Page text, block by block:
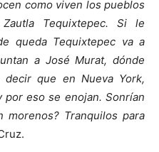
como viven los pueblos
Tequixtepec. Si le
queda Tequixtepec va a
a José Murat, dónde
decir que en Nueva York,
eso se enojan. Sonrían
morenos? Tranquilos para